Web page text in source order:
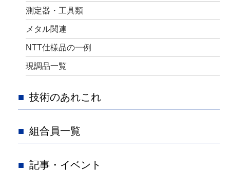
測定器・工具類
メタル関連
NTT仕様品の一例
現調品一覧
技術のあれこれ
組合員一覧
記事・イベント